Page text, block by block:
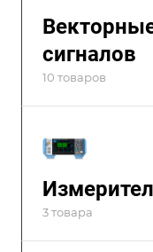
сигналов
10 товаров
3 товара